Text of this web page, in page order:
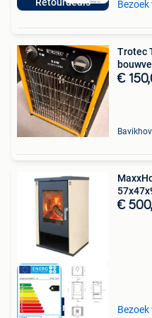
Retourdeals
Trotec
€
Retourdeals
€